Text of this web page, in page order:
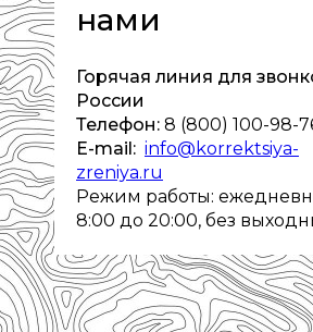
нами
Горячая линия для
России
Телефон: 8 (800) 100-98-
E-mail: info@korrektsiya-
zreniya.ru
Режим работы:
8:00 до 20:00, без